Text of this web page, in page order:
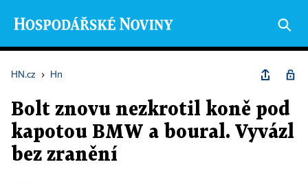
HN.cz › Hn
Bolt znovu nezkrotil koně pod
kapotou BMW a boural. Vyvázl
bez zranění